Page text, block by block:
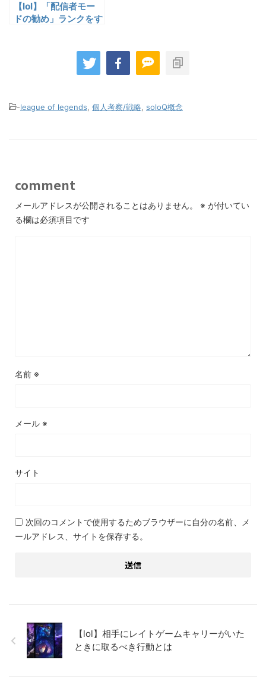
【lol】「配信者モー
ドの勧め」ランクをす
-league of legends 個人考察/戦略 soloQ概念
comment
メールアドレスが公開されることはありません。 ※ が付いてい
る欄は必須項目です
名前 ※
メール ※
サイト
次回のコメントで使用するためブラウザーに自分の名前、メ
ールアドレス、サイトを保存する。
【lol】相手にレイトゲームキャリーがいた
ときに取るべき行動とは